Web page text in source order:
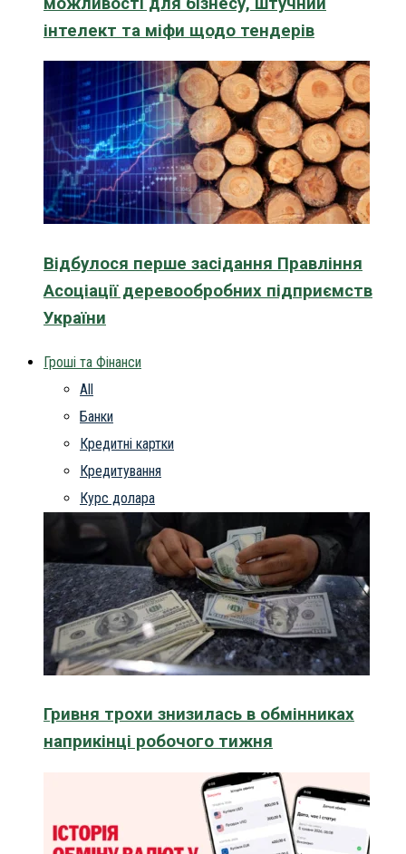
інтелект та міфи щодо тендерів
Відбулося перше засідання Правління
Асоціації деревообробних підприємств
України
Гроші та Фінанси
All
Банки
Кредитні картки
Кредитування
Курс долара
Гривня трохи знизилась в обмінниках
наприкінці робочого тижня